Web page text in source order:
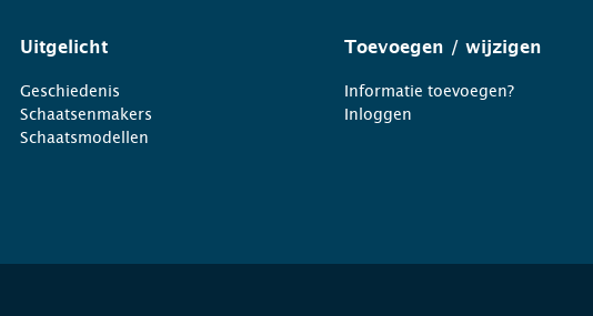
Uitgelicht
Geschiedenis
Schaatsenmakers
Schaatsmodellen
Toevoegen / wijzigen
Informatie toevoegen?
Inloggen